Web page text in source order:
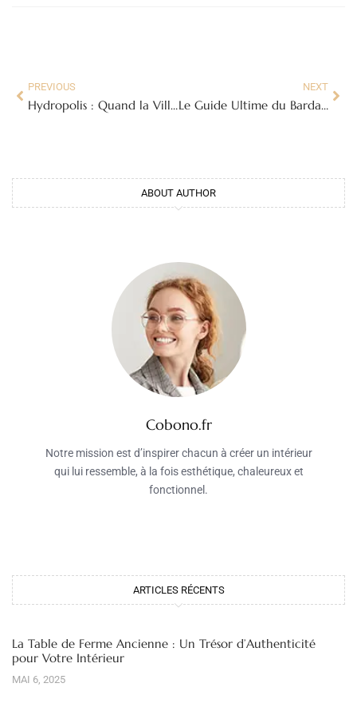
PREVIOUS
Hydropolis : Quand la Ville Devient une Oasis Durable
NEXT
Le Guide Ultime du Bardage en Toiture : Esthétique, Protection et Performance
ABOUT AUTHOR
Cobono.fr
Notre mission est d’inspirer chacun à créer un intérieur
qui lui ressemble, à la fois esthétique, chaleureux et
fonctionnel.
ARTICLES RÉCENTS
La Table de Ferme Ancienne : Un Trésor d’Authenticité
pour Votre Intérieur
MAI 6, 2025